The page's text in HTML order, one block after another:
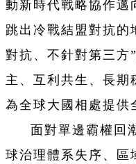
動新時代戰略協作邁
跳出冷戰結盟對抗的
對抗、不針對第三方
主、互利共生、長期
為全球大國相處提供
面對單邊霸權回
球治理體系失序、區